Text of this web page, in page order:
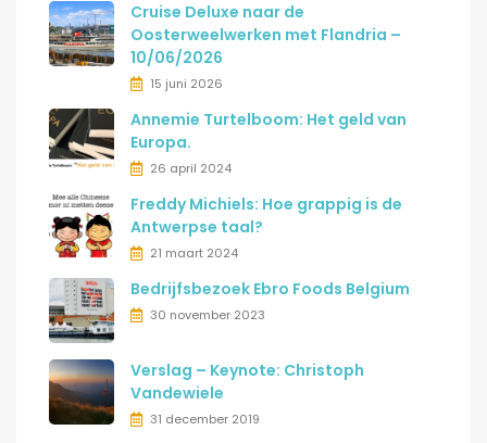
Cruise Deluxe naar de
Oosterweelwerken met Flandria –
10/06/2026
15 juni 2026
Annemie Turtelboom: Het geld van
Europa.
26 april 2024
Freddy Michiels: Hoe grappig is de
Antwerpse taal?
21 maart 2024
Bedrijfsbezoek Ebro Foods Belgium
30 november 2023
Verslag – Keynote: Christoph
Vandewiele
31 december 2019